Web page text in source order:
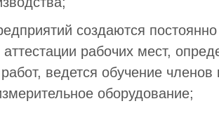
создаются
рабочих мест,
ведется обучение членов
оборудование;